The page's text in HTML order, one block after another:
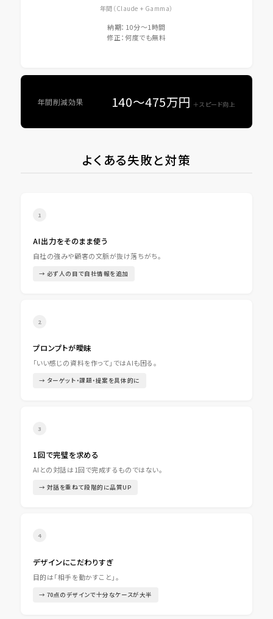
年間（Claude + Gamma）
納期：10分〜1時間
修正：何度でも無料
年間削減効果 140〜475万円 ＋スピード向上
よくある失敗と対策
1
AI出力をそのまま使う
自社の強みや顧客の文脈が抜け落ちがち。
→ 必ず人の目で自社情報を追加
2
プロンプトが曖昧
「いい感じの資料を作って」ではAIも困る。
→ ターゲット・課題・提案を具体的に
3
1回で完璧を求める
AIとの対話は1回で完成するものではない。
→ 対話を重ねて段階的に品質UP
4
デザインにこだわりすぎ
目的は「相手を動かすこと」。
→ 70点のデザインで十分なケースが大半